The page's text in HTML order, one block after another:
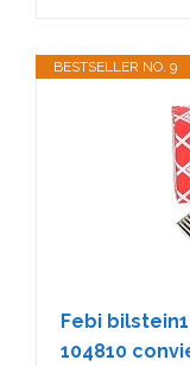
BESTSELLER NO. 9
Febi
104810